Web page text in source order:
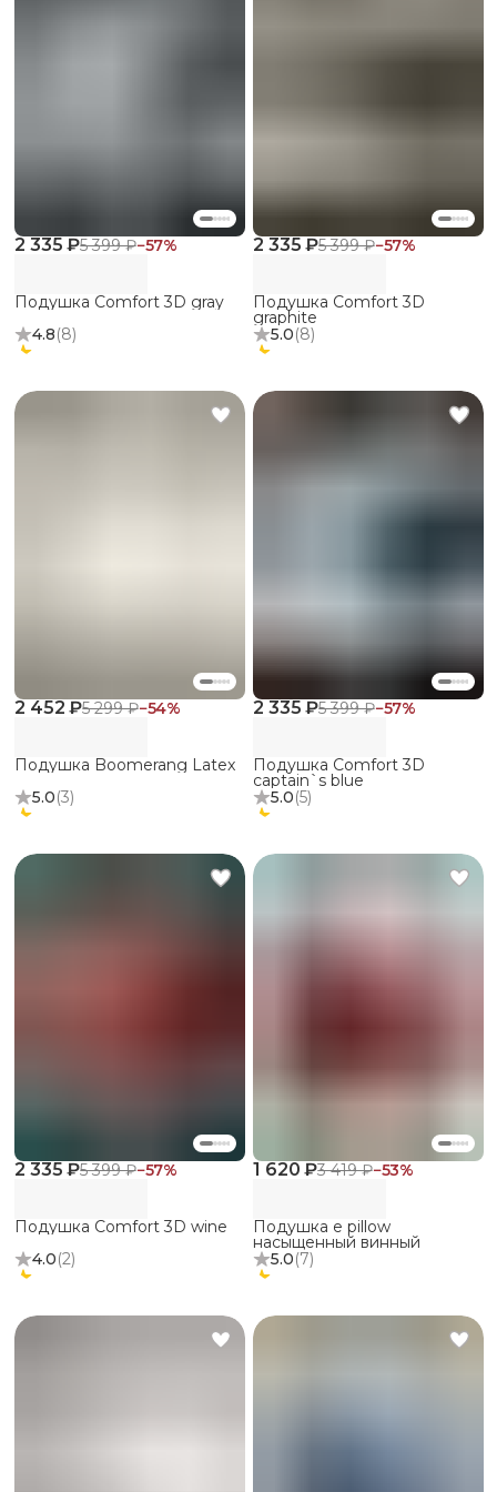
4.8(8)
2 335 ₽5 399 ₽−57%
Подушка Comfort 3D gray
5.0(8)
2 335 ₽5 399 ₽−57%
Подушка Comfort 3D
graphite
5.0(3)
2 452 ₽5 299 ₽−54%
Подушка Boomerang Latex
5.0(5)
2 335 ₽5 399 ₽−57%
Подушка Comfort 3D
captain`s blue
4.0(2)
2 335 ₽5 399 ₽−57%
Подушка Comfort 3D wine
5.0(7)
1 620 ₽3 419 ₽−53%
Подушка e pillow
насыщенный винный